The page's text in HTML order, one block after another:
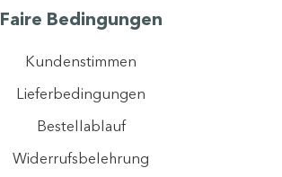
Faire Bedingungen
Kundenstimmen
Lieferbedingungen
Bestellablauf
Widerrufsbelehrung